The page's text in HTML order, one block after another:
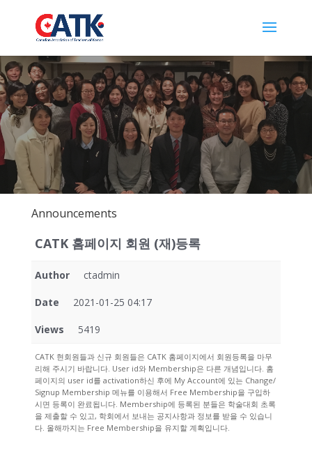
Announcements
CATK 홈페이지 회원 (재)등록
Author ctadmin
Date 2021-01-25 04:17
Views 5419
CATK 현회원들과 신규 회원들은 CATK 홈페이지에서 회원등록을 마무
리해 주시기 바랍니다. User id와 Membership은 다른 개념입니다. 홈
페이지의 user id를 activation하신 후에 My Account에 있는 Change/
Signup Membership 메뉴를 이용해서 Free Membership을 구입하
시면 등록이 완료됩니다. Membership에 등록된 분들은 학술대회 초록
을 제출할 수 있고, 학회에서 보내는 공지사항과 정보를 받을 수 있습니
다. 올해까지는 Free Membership을 유지할 계획입니다.